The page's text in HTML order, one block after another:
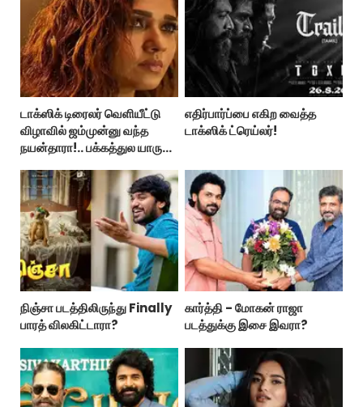
டாக்ஸிக் டிரைலர் வெளியீட்டு
விழாவில் ஜம்முன்னு வந்த
நயன்தாரா!.. பக்கத்துல யாரு
எதிர்பார்ப்பை எகிற வைத்த
டாக்ஸிக் ட்ரெய்லர்!
நிஞ்சா படத்திலிருந்து Finally
பாரத் விலகிட்டாரா?
கார்த்தி - மோகன் ராஜா
படத்துக்கு இசை இவரா?